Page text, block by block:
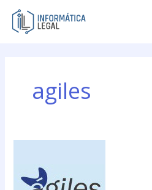
contenido
agiles
participará